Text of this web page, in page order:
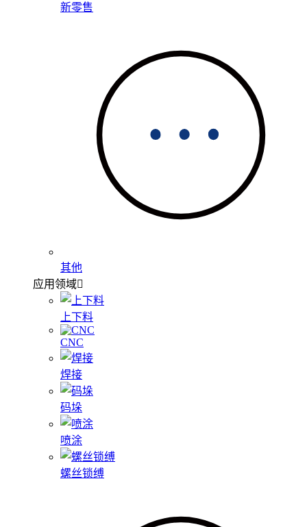
新零售
其他
应用领域
上下料
CNC
焊接
码垛
喷涂
螺丝锁缚